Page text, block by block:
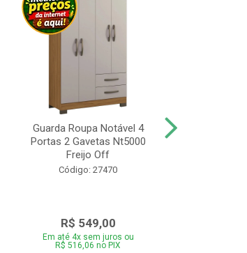
Guarda Roupa Notável 4
Portas 2 Gavetas Nt5000
Freijo Off
Código: 27470
R$ 549,00
Em até 4x sem juros ou
R$ 516,06 no PIX